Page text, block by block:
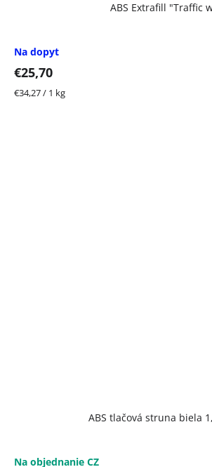
ABS Extrafill "Traffic
Na dopyt
€25,70
Jednotková
€34,27 / 1 kg
ABS tlačová struna biela
Na objednanie CZ